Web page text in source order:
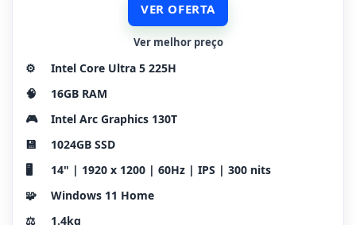
VER OFERTA
Ver melhor preço
⚙️
Intel Core Ultra 5 225H
🧠
16GB RAM
🎮
Intel Arc Graphics 130T
💾
1024GB SSD
🖥️
14" | 1920 x 1200 | 60Hz | IPS | 300 nits
🧩
Windows 11 Home
⚖️
1.4kg